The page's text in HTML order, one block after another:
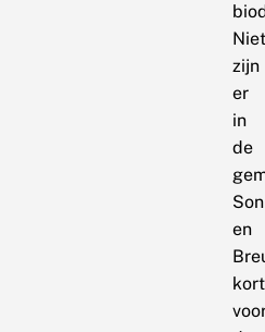
zijn
er
in
de
Son
en
kort